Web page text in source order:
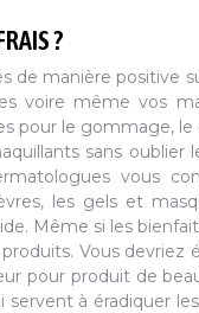
?
de manière positive
voire même vos
pour le gommage, le
sans
vous
les gels et
Même si les
Vous
pour produit de
à éradiquer